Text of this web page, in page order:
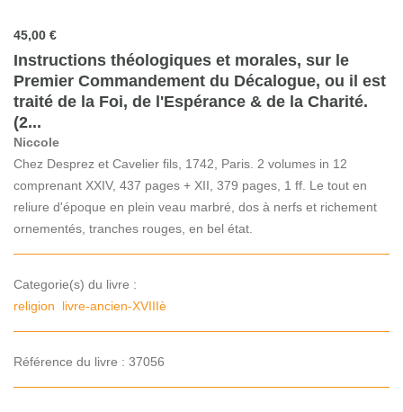
45,00 €
Instructions théologiques et morales, sur le
Premier Commandement du Décalogue, ou il est
traité de la Foi, de l'Espérance & de la Charité.
(2...
Niccole
Chez Desprez et Cavelier fils, 1742, Paris. 2 volumes in 12
comprenant XXIV, 437 pages + XII, 379 pages, 1 ff. Le tout en
reliure d'époque en plein veau marbré, dos à nerfs et richement
ornementés, tranches rouges, en bel état.
Categorie(s) du livre :
religion
livre-ancien-XVIIIè
Référence du livre : 37056